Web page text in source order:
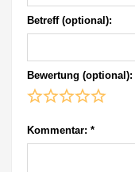
Betreff (optional):
Bewertung (optional):
Kommentar: *